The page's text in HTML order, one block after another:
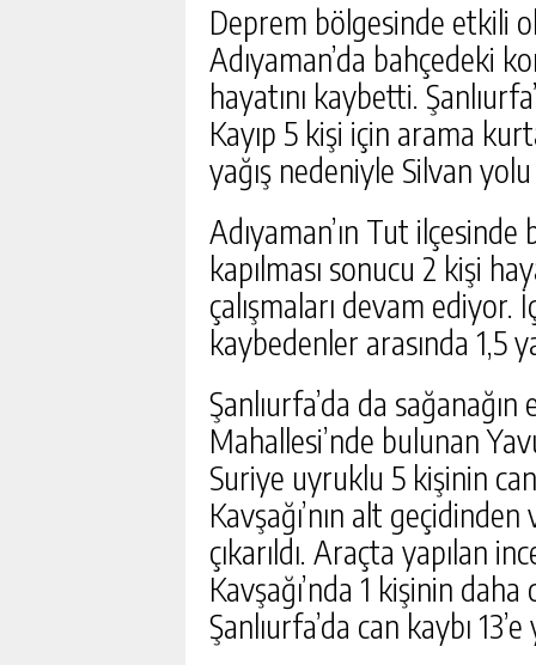
Deprem bölgesinde etkili
Adıyaman’da bahçedeki
hayatını kaybetti.
Kayıp 5 kişi için arama
yağış nedeniyle Silvan
Adıyaman’ın Tut
kapılması sonucu 2 kişi
çalışmaları devam ediyor.
kaybedenler arasında 1,5
Şanlıurfa’da da
Mahallesi’nde bulunan
Suriye uyruklu 5 kişinin
Kavşağı’nın alt
çıkarıldı. Araçta yapılan
Kavşağı’nda 1 kişinin daha
Şanlıurfa’da can kaybı
GÜNLÜK HABER
DEVREK’TE DEVAM
YERINDE İNCELENDI